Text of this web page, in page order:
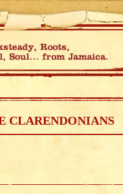
CLARENDONIANS